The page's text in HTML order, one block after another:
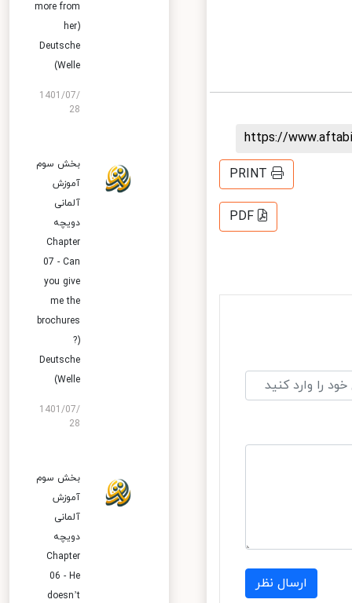
https://
PRINT
PDF
ارسال نظر
more from
her)
Deutsche
Welle)
1401/07/
28
بخش سوم
آموزش
آلمانی
دویچه
Chapter
07 - Can
you give
me the
brochures
Deutsche
Welle)
1401/07/
28
بخش سوم
آموزش
آلمانی
دویچه
Chapter
06 - He
doesn’t